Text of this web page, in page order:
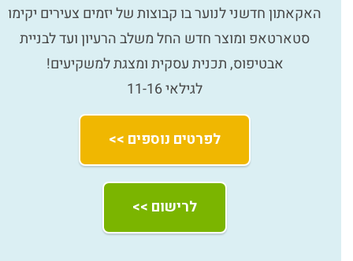
האקאתון חדשני לנוער בו קבוצות של יזמים צעירים יקימו
סטארטאפ ומוצר חדש החל משלב הרעיון ועד לבניית
אבטיפוס, תכנית עסקית ומצגת למשקיעים!
לגילאי 11-16
לפרטים נוספים >>
לרישום >>